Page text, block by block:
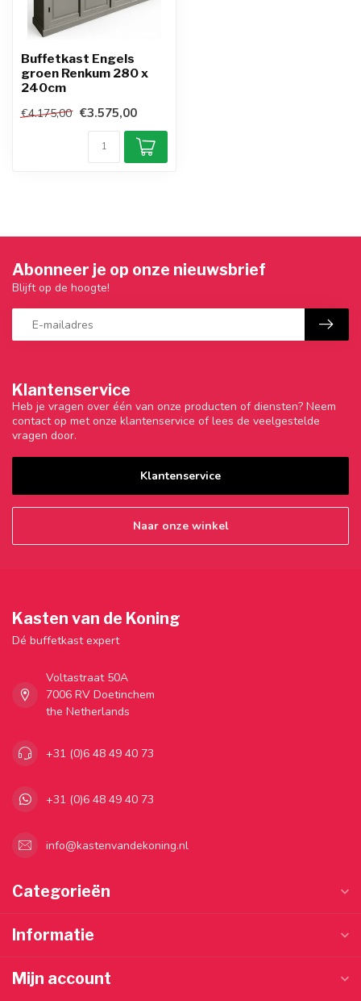
Buffetkast Engels
groen Renkum 280 x
240cm
€4.175,00 €3.575,00
Klantenservice
Heb je vragen over één van onze producten of diensten? Neem
contact op met onze klantenservice of lees de veelgestelde
vragen door.
Klantenservice
Naar onze winkel
Abonneer je op onze nieuwsbrief
Blijft op de hoogte!
Kasten van de Koning
Dé buffetkast expert
Voltastraat 50A
7006 RV Doetinchem
the Netherlands
+31 (0)6 48 49 40 73
+31 (0)6 48 49 40 73
info@kastenvandekoning.nl
Categorieën
Informatie
Mijn account